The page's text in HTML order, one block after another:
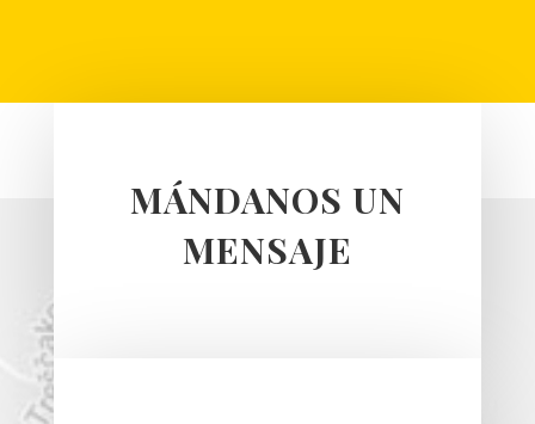
MÁNDANOS UN
MENSAJE